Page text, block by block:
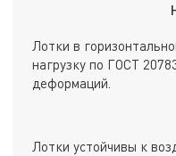
Лотки в
нагрузку по ГОСТ
деформаций.
Лотки устойчивы к